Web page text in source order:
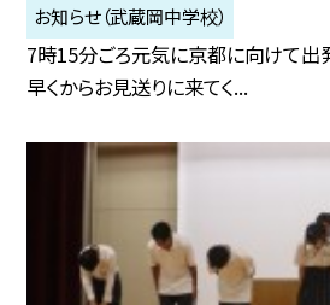
お知らせ（武蔵岡中学校）
7時15分ごろ元気に京都に向けて出
早くからお見送りに来てく...